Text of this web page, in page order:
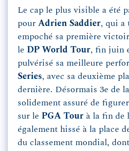
Le cap le plus visible a été
pour Adrien Saddier, qui a
empoché sa première
le DP World Tour, fin juin
pulvérisé sa meilleure
Series, avec sa deuxième
dernière. Désormais 3e de la
solidement assuré de
sur le PGA Tour à la fin de
également hissé à la place
du classement mondial,